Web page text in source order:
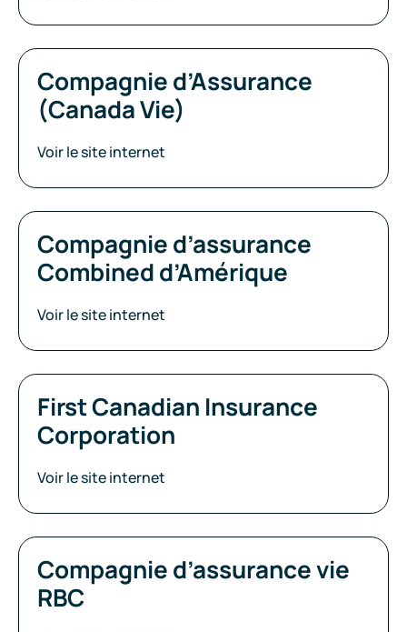
Compagnie d’Assurance
(Canada Vie)
Voir le site internet
Compagnie d’assurance
Combined d’Amérique
Voir le site internet
First Canadian Insurance
Corporation
Voir le site internet
Compagnie d’assurance vie
RBC